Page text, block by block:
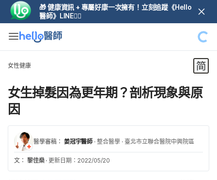
🎁 健康資訊 + 專屬好康一次擁有！立刻追蹤《Hello
醫師》LINE👆🏼
女性健康
女生掉髮因為更年期？剖析現象與原
因
醫學審稿： 姜冠宇醫師 · 整合醫學 · 臺北市立聯合醫院中興院區
文： 黎佳燊 · 更新日期：2022/05/20